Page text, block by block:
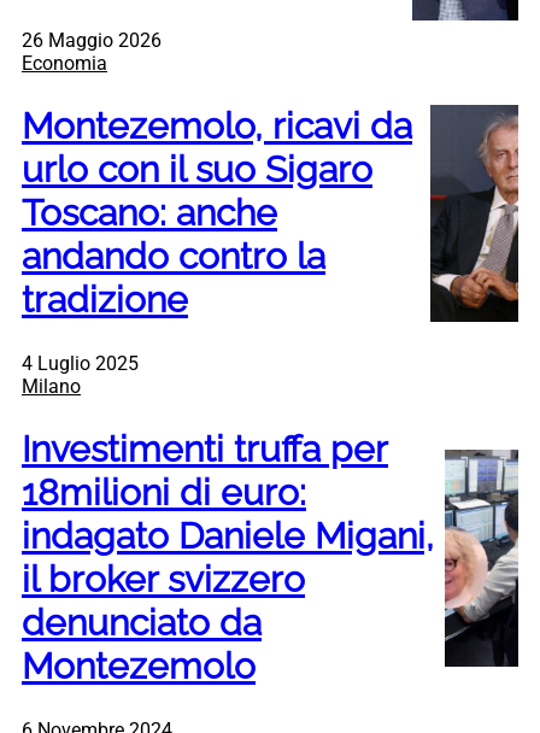
26 Maggio 2026
Economia
Montezemolo, ricavi da
urlo con il suo Sigaro
Toscano: anche
andando contro la
tradizione
4 Luglio 2025
Milano
Investimenti truffa per
18milioni di euro:
indagato Daniele Migani,
il broker svizzero
denunciato da
Montezemolo